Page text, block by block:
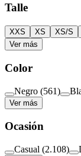
Talle
XXS XS XS/S
Ver más
Color
Negro (561)
Ver más
Ocasión
Casual (2.108)